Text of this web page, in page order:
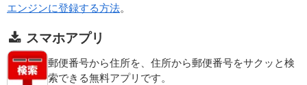
エンジンに登録する方法。
スマホアプリ
郵便番号から住所を、住所から郵便番号をサクッと検
索できる無料アプリです。